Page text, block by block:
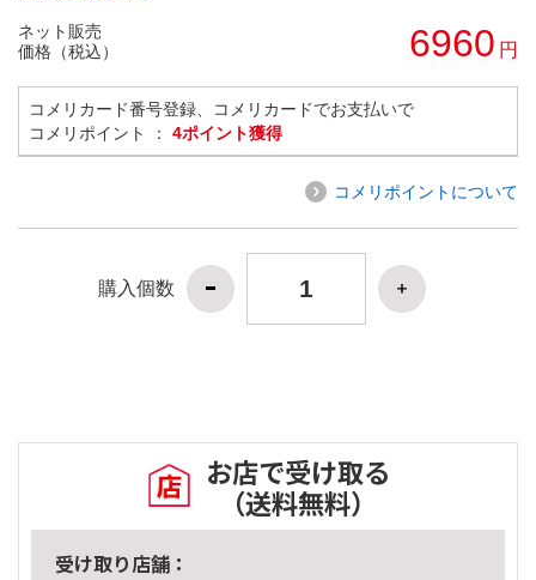
ネット販売
価格（税込）
6960 円
コメリカード番号登録、コメリカードでお支払いで
コメリポイント ： 4ポイント獲得
コメリポイントについて
購入個数
お店で受け取る
（送料無料）
受け取り店舗：